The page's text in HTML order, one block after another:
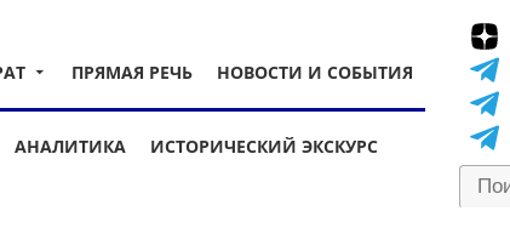
ПРЯМАЯ РЕЧЬ НОВОСТИ И СОБЫТИЯ
АНАЛИТИКА ИСТОРИЧЕСКИЙ ЭКСКУРС